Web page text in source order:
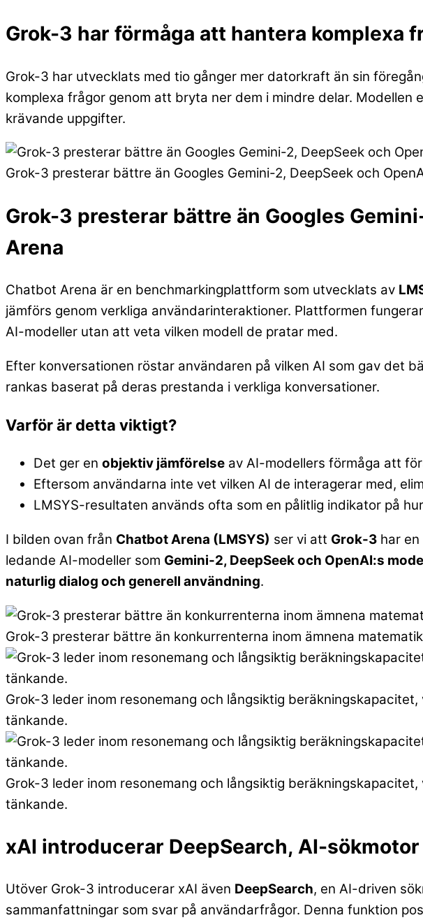
Grok-3 har förmåga att hantera komplexa
Grok-3 har utvecklats med tio gånger mer datorkraft än sin
komplexa frågor genom att bryta ner dem i mindre delar. Modellen
krävande uppgifter.
Grok-3 presterar bättre än Googles Gemini-2, DeepSeek och
Grok-3 presterar bättre än Googles
Arena
Chatbot Arena är en benchmarkingplattform som utvecklats av
jämförs genom verkliga användarinteraktioner. Plattformen
AI-modeller utan att veta vilken modell de pratar med.
Efter konversationen röstar användaren på vilken AI som gav det
rankas baserat på deras prestanda i verkliga konversationer.
Varför är detta viktigt?
Det ger en objektiv jämförelse av AI-modellers förmåga att
Eftersom användarna inte vet vilken AI de interagerar med,
LMSYS-resultaten används ofta som en pålitlig indikator på
I bilden ovan från Chatbot Arena (LMSYS) ser vi att Grok-3 har en
ledande AI-modeller som Gemini-2, DeepSeek och OpenAI:s
naturlig dialog och generell användning.
Grok-3 presterar bättre än konkurrenterna inom ämnena
Grok-3 leder inom resonemang och långsiktig
tänkande.
Grok-3 leder inom resonemang och långsiktig
tänkande.
xAI introducerar DeepSearch, AI-sökmotor
Utöver Grok-3 introducerar xAI även DeepSearch, en AI-driven
sammanfattningar som svar på användarfrågor. Denna funktion